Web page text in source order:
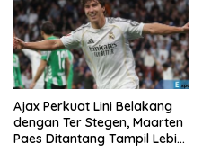
Ajax Perkuat Lini Belakang
dengan Ter Stegen, Maarten
Paes Ditantang Tampil Lebih